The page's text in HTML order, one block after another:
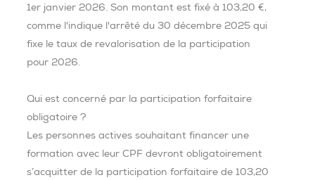
1er janvier 2026. Son montant est fixé à 103,20 €,
comme l'indique l'arrêté du 30 décembre 2025 qui
fixe le taux de revalorisation de la participation
pour 2026.
Qui est concerné par la participation forfaitaire
obligatoire ?
Les personnes actives souhaitant financer une
formation avec leur CPF devront obligatoirement
s’acquitter de la participation forfaitaire de 103,20